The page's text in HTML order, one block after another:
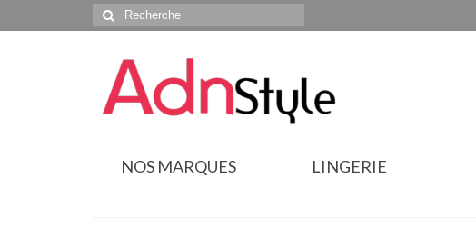
Rechercher
:
NOS MARQUES LINGERIE